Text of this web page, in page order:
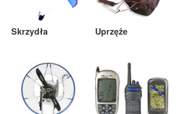
Skrzydła Uprzęże